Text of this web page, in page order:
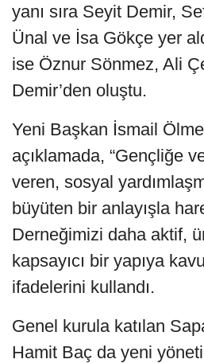
yanı sıra Seyit Demir,
Ünal ve İsa Gökçe yer
ise Öznur Sönmez, Ali
Demir’den oluştu.
Yeni Başkan İsmail
açıklamada, “Gençliğe
veren, sosyal
büyüten bir anlayışla
Derneğimizi daha aktif,
kapsayıcı bir yapıya
ifadelerini kullandı.
Genel kurula katılan
Hamit Baç da yeni